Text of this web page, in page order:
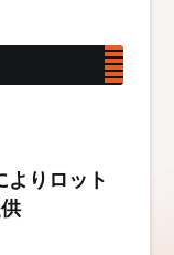
りロット